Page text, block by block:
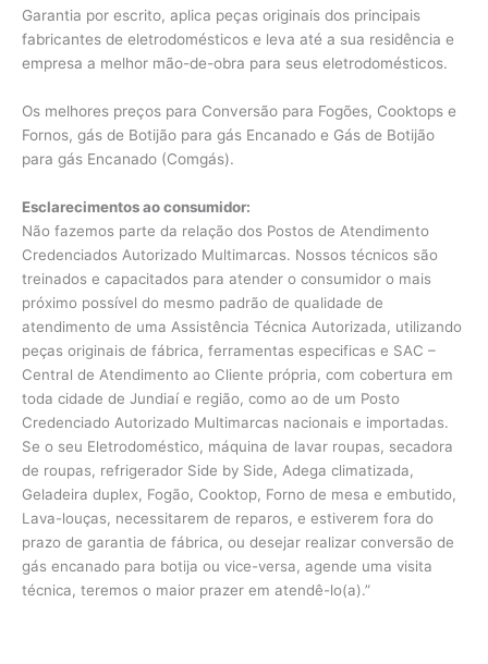
Garantia por escrito, aplica peças originais dos principais
fabricantes de eletrodomésticos e leva até a sua residência e
empresa a melhor mão-de-obra para seus eletrodomésticos.
Os melhores preços para Conversão para Fogões, Cooktops e
Fornos, gás de Botijão para gás Encanado e Gás de Botijão
para gás Encanado (Comgás).
Esclarecimentos ao consumidor:
Não fazemos parte da relação dos Postos de Atendimento
Credenciados Autorizado Multimarcas. Nossos técnicos são
treinados e capacitados para atender o consumidor o mais
próximo possível do mesmo padrão de qualidade de
atendimento de uma Assistência Técnica Autorizada, utilizando
peças originais de fábrica, ferramentas especificas e SAC –
Central de Atendimento ao Cliente própria, com cobertura em
toda cidade de Jundiaí e região, como ao de um Posto
Credenciado Autorizado Multimarcas nacionais e importadas.
Se o seu Eletrodoméstico, máquina de lavar roupas, secadora
de roupas, refrigerador Side by Side, Adega climatizada,
Geladeira duplex, Fogão, Cooktop, Forno de mesa e embutido,
Lava-louças, necessitarem de reparos, e estiverem fora do
prazo de garantia de fábrica, ou desejar realizar conversão de
gás encanado para botija ou vice-versa, agende uma visita
técnica, teremos o maior prazer em atendê-lo(a).”